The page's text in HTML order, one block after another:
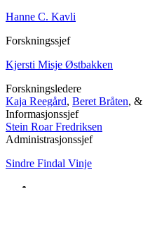
Hanne C. Kavli
Forskningssjef
Kjersti Misje Østbakken
Forskningsledere
Kaja Reegård, Beret Bråten, &
Informasjonssjef
Stein Roar Fredriksen
Administrasjonssjef
Sindre Findal Vinje